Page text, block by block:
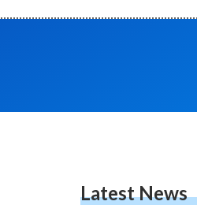
Latest News